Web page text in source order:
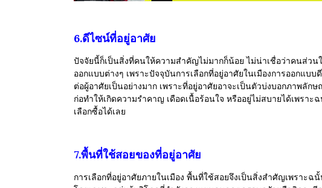
6.ดีไซน์ที่อยู่อาศัย
ปัจจัยนี้ก็เป็นสิ่งที่คนให้ความสำคัญไม่มากก็น้อย ไม่น่าเชื่อว่าคนส่วน
ออกแบบต่างๆ เพราะปัจจุบันการเลือกที่อยู่อาศัยในเมืองการออกแ
ต่อผู้อาศัยเป็นอย่างมาก เพราะที่อยู่อาศัยอาจะเป็นตัวบ่งบอกภาพลัก
ก่อทำให้เกิดความรำคาญ เดือดเนื้อร้อนใจ หรืออยู่ไม่สบายได้เพราะ
เลือกซื้อได้เลย
7.พื้นที่ใช้สอยของที่อยู่อาศัย
การเลือกที่อยู่อาศัยภายในเมือง พื้นที่ใช้สอยจึงเป็นสิ่งสำศัญเพราะ